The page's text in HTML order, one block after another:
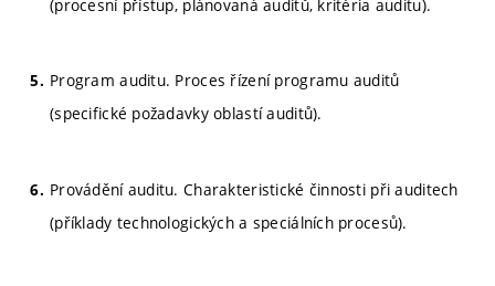
(procesní přístup, plánovaná auditů, kritéria auditu).
Program auditu. Proces řízení programu auditů
(specifické požadavky oblastí auditů).
Provádění auditu. Charakteristické činnosti při auditech
(příklady technologických a speciálních procesů).